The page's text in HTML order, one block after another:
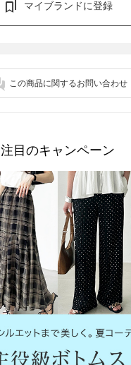
マイブランドに登録
この商品に関するお問い合わせ
注目のキャンペーン